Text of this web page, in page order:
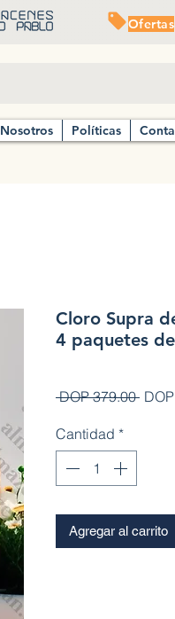
Ofertas
Nosotros Políticas
Cloro Supra
4 paquetes
DOP 379.00
Cantidad *
Agregar al carrito